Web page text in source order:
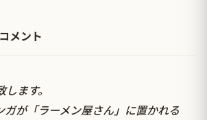
メント
ます。
ガが「ラーメン屋さん」に置かれる